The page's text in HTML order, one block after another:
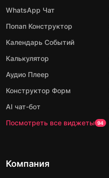
WhatsApp Чат
Попап Конструктор
Календарь Событий
Калькулятор
Аудио Плеер
Конструктор Форм
AI чат-бот
Посмотреть все виджеты 94
Компания